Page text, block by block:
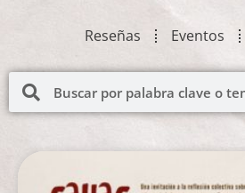
Reseñas Eventos